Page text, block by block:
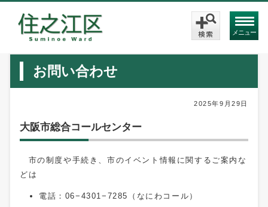
メニュー
お問い合わせ
2025年9月29日
大阪市総合コールセンター
市の制度や手続き、市のイベント情報に関するご案内な
どは
電話：06−4301−7285（なにわコール）